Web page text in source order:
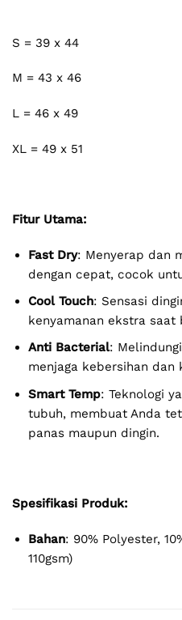
S = 39 x 44
M = 43 x 46
L = 46 x 49
XL = 49 x 51
Fitur Utama:
Fast Dry: Menyerap dan
dengan cepat, cocok
Cool Touch: Sensasi
kenyamanan ekstra saat
Anti Bacterial:
menjaga kebersihan dan
Smart Temp: Teknologi
tubuh, membuat Anda
panas maupun dingin.
Spesifikasi Produk:
Bahan: 90% Polyester,
110gsm)